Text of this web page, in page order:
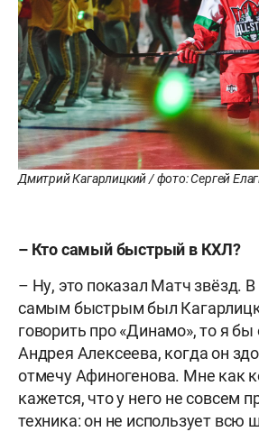
Дмитрий Кагарлицкий / фото: Сергей
– Кто самый быстрый в КХЛ?
– Ну, это показал Матч звёзд.
самым быстрым был
говорить про «Динамо», то я
Андрея Алексеева, когда он
отмечу Афиногенова. Мне как
кажется, что у него не совсем
техника: он не использует всю